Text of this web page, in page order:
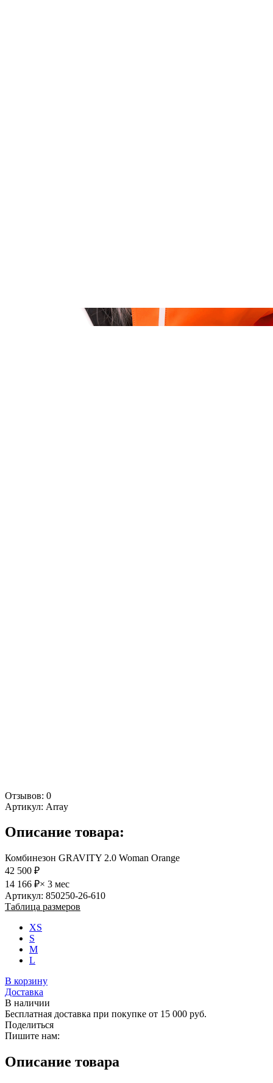
Отзывов: 0
Артикул: Array
Описание товара:
Комбинезон GRAVITY 2.0 Woman Orange
42 500 ₽
14 166 ₽× 3 мес
Артикул: 850250-26-610
Таблица размеров
XS
S
M
L
В корзину
Доставка
В наличии
Бесплатная доставка при покупке от 15 000 руб.
Поделиться
Пишите нам:
Описание товара